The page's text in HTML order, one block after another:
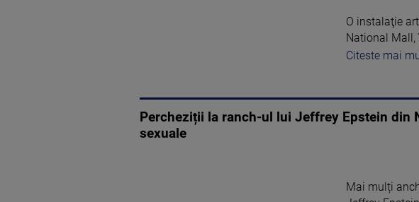
O instalaţie
National Mall,
Citeste mai
Percheziții la ranch-ul lui Jeffrey Epstein
sexuale
Mai mulți